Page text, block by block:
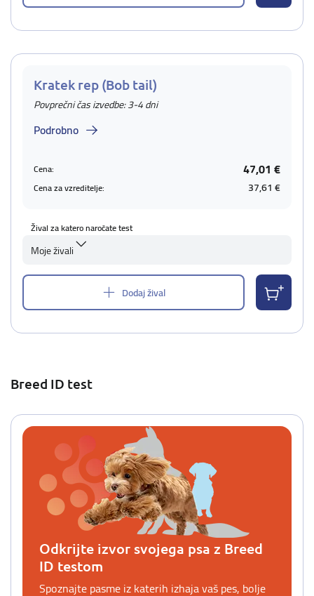
Kratek rep (Bob tail)
Povprečni čas izvedbe: 3-4 dni
Podrobno
Cena: 47,01 €
Cena za vzreditelje: 37,61 €
Žival za katero naročate test
Moje živali
Dodaj žival
Breed ID test
Odkrijte izvor svojega psa z Breed
ID testom
Spoznajte pasme iz katerih izhaja vaš pes, bolje